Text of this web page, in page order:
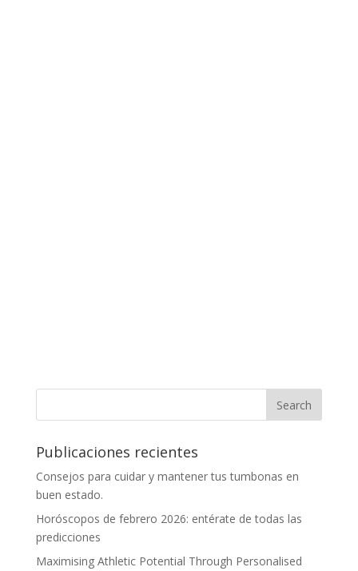
Publicaciones recientes
Consejos para cuidar y mantener tus tumbonas en
buen estado.
Horóscopos de febrero 2026: entérate de todas las
predicciones
Maximising Athletic Potential Through Personalised